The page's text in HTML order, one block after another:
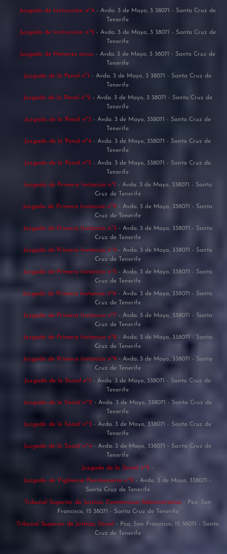
Juzgado de Instrucción nº4 - Avda. 3 de Mayo, 3 38071 - Santa Cruz de
Tenerife
Juzgado de Instrucción nº5 - Avda. 3 de Mayo, 3 38071 - Santa Cruz de
Tenerife
Juzgado de Menores único - Avda. 3 de Mayo, 3 38071 - Santa Cruz de
Tenerife
Juzgado de lo Penal nº1 - Avda. 3 de Mayo, 3 38071 - Santa Cruz de
Tenerife
Juzgado de lo Penal nº2 - Avda. 3 de Mayo, 3 38071 - Santa Cruz de
Tenerife
Juzgado de lo Penal nº3 - Avda. 3 de Mayo, 338071 - Santa Cruz de
Tenerife
Juzgado de lo Penal nº4 - Avda. 3 de Mayo, 338071 - Santa Cruz de
Tenerife
Juzgado de lo Penal nº5 - Avda. 3 de Mayo, 338071 - Santa Cruz de
Tenerife
Juzgado de Primera Instancia nº1 - Avda. 3 de Mayo, 338071 - Santa
Cruz de Tenerife
Juzgado de Primera Instancia nº2 - Avda. 3 de Mayo, 338071 - Santa
Cruz de Tenerife
Juzgado de Primera Instancia nº3 - Avda. 3 de Mayo, 338071 - Santa
Cruz de Tenerife
Juzgado de Primera Instancia nº4 - Avda. 3 de Mayo, 338071 - Santa
Cruz de Tenerife
Juzgado de Primera Instancia nº5 - Avda. 3 de Mayo, 338071 - Santa
Cruz de Tenerife
Juzgado de Primera Instancia nº6 - Avda. 3 de Mayo, 338071 - Santa
Cruz de Tenerife
Juzgado de Primera Instancia nº7 - Avda. 3 de Mayo, 338071 - Santa
Cruz de Tenerife
Juzgado de Primera Instancia nº8 - Avda. 3 de Mayo, 338071 - Santa
Cruz de Tenerife
Juzgado de Primera Instancia nº9 - Avda. 3 de Mayo, 338071 - Santa
Cruz de Tenerife
Juzgado de lo Social nº1 - Avda. 3 de Mayo, 338071 - Santa Cruz de
Tenerife
Juzgado de lo Social nº2 - Avda. 3 de Mayo, 338071 - Santa Cruz de
Tenerife
Juzgado de lo Social nº3 - Avda. 3 de Mayo, 338071 - Santa Cruz de
Tenerife
Juzgado de lo Social nº4 - Avda. 3 de Mayo, 338071 - Santa Cruz de
Tenerife
Juzgado de lo Social nº5 -
Juzgado de Vigilancia Penitenciaria nº2 - Avda. 3 de Mayo, 338071 -
Santa Cruz de Tenerife
Tribunal Superior de Justicia, Contencioso-Administrativo - Pza. San
Francisco, 15 38071 - Santa Cruz de Tenerife
Tribunal Superior de Justicia, Social - Pza. San Francisco, 15 38071 - Santa
Cruz de Tenerife